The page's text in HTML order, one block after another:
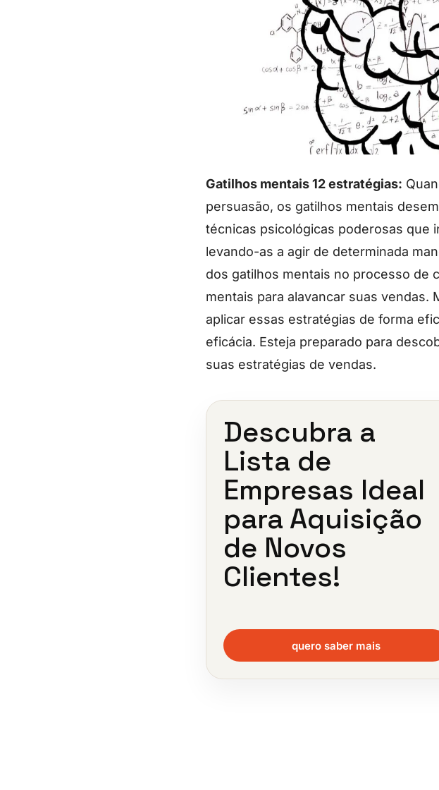
Gatilhos mentais 12 estratégias:
persuasão, os gatilhos mentais
técnicas psicológicas poderosas que
levando-as a agir de determinada
dos gatilhos mentais no processo de
mentais para alavancar suas vendas.
aplicar essas estratégias de forma
eficácia. Esteja preparado para
suas estratégias de vendas.
Descubra a
Lista de
Empresas Ideal
para Aquisição
de Novos
Clientes!
quero saber mais